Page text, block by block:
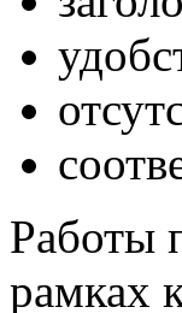
Работы
рамках